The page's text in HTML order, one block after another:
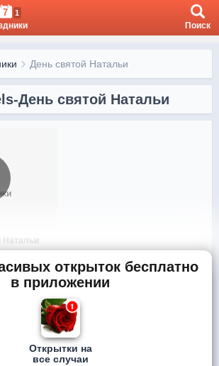
7 1
Поиск
День святой Натальи
День святой Натальи
Натальи
открыток бесплатно
в приложении
Открытки на
все случаи